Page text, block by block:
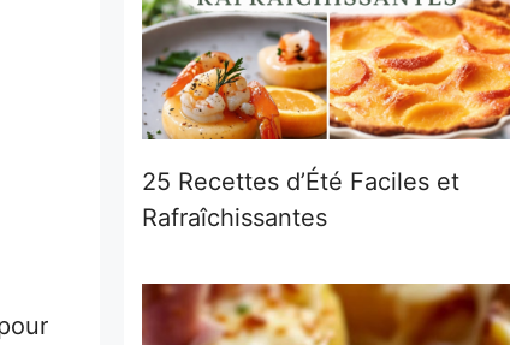
25 Recettes d’Été Faciles et
Rafraîchissantes